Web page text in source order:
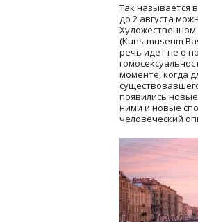
Так называется
до 2 августа
Художественном
(Kunstmuseum
речь идет не о
моменте, когда
появились
ними и новые
человеческий